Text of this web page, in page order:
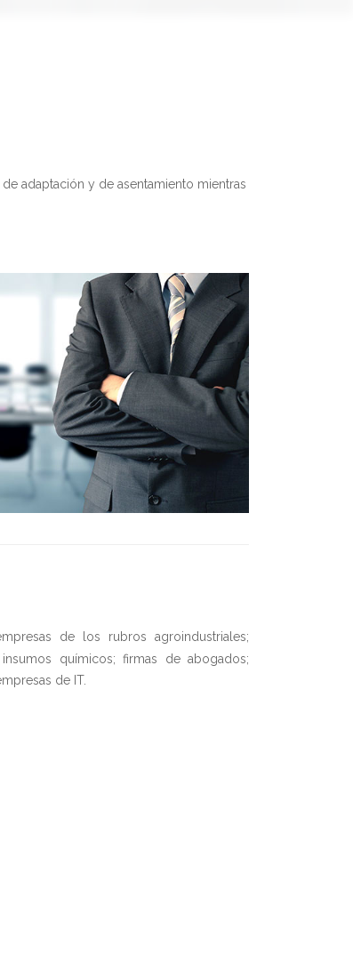
adaptación y de asentamiento mientras
de los rubros agroindustriales;
químicos; firmas de abogados;
de IT.